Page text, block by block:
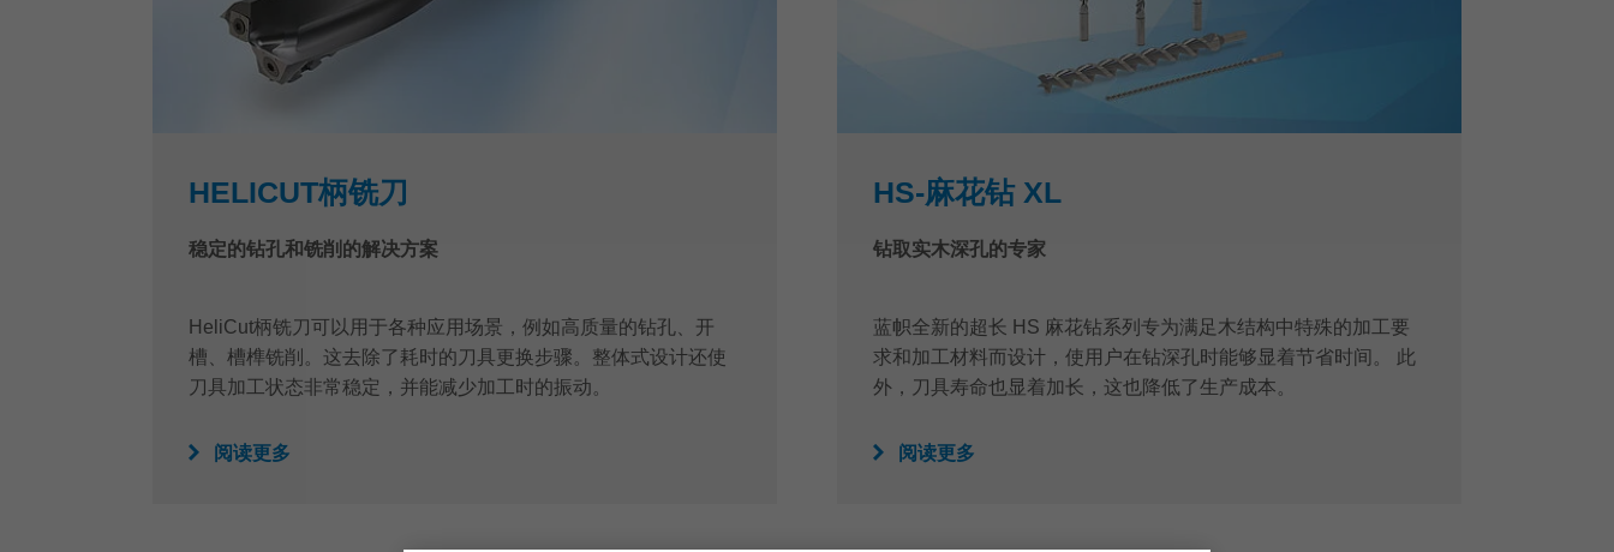
HELICUT柄铣刀
稳定的钻孔和铣削的解决方案
HeliCut柄铣刀可以用于各种应用场景，例如高质量的钻孔、开
槽、槽榫铣削。这去除了耗时的刀具更换步骤。整体式设计还使
刀具加工状态非常稳定，并能减少加工时的振动。
阅读更多
HS-麻花钻 XL
钻取实木深孔的专家
蓝帜全新的超长 HS 麻花钻系列专为满足木结构中特殊的加工要
求和加工材料而设计，使用户在钻深孔时能够显着节省时间。 此
外，刀具寿命也显着加长，这也降低了生产成本。
阅读更多